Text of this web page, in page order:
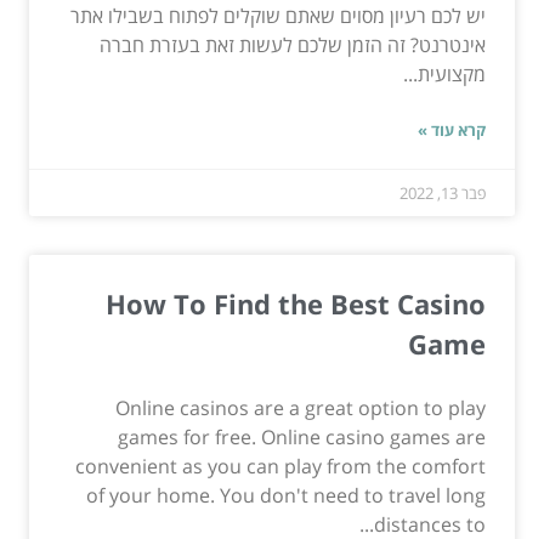
יש לכם רעיון מסוים שאתם שוקלים לפתוח בשבילו אתר
אינטרנט? זה הזמן שלכם לעשות זאת בעזרת חברה
מקצועית...
קרא עוד »
פבר 13, 2022
How To Find the Best Casino
Game
Online casinos are a great option to play
games for free. Online casino games are
convenient as you can play from the comfort
of your home. You don't need to travel long
distances to...